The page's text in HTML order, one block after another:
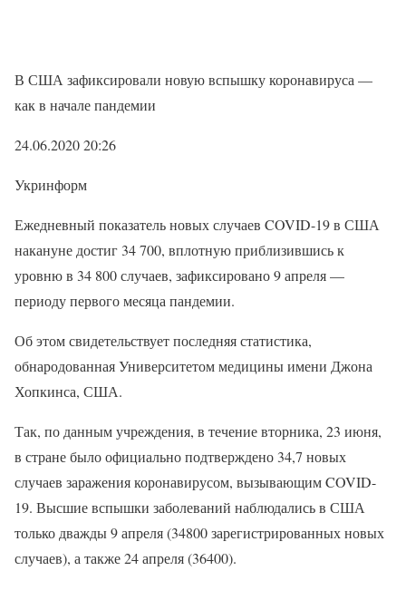
В США зафиксировали новую вспышку коронавируса —
как в начале пандемии
24.06.2020 20:26
Укринформ
Ежедневный показатель новых случаев COVID-19 в США
накануне достиг 34 700, вплотную приблизившись к
уровню в 34 800 случаев, зафиксировано 9 апреля —
периоду первого месяца пандемии.
Об этом свидетельствует последняя статистика,
обнародованная Университетом медицины имени Джона
Хопкинса, США.
Так, по данным учреждения, в течение вторника, 23 июня,
в стране было официально подтверждено 34,7 новых
случаев заражения коронавирусом, вызывающим COVID-
19. Высшие вспышки заболеваний наблюдались в США
только дважды 9 апреля (34800 зарегистрированных новых
случаев), а также 24 апреля (36400).